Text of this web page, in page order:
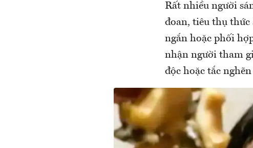
Rất nhiều người
đoan, tiêu thụ thức
ngắn hoặc phối
nhận người tham
độc hoặc tắc